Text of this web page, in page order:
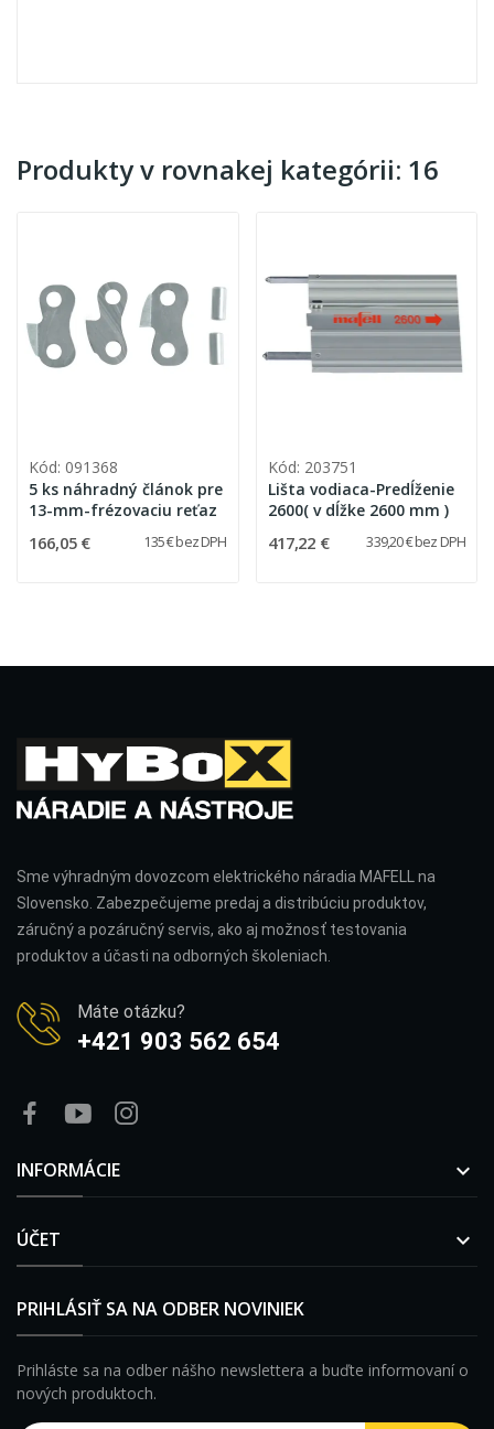
Produkty v rovnakej kategórii: 16
Kód: 091368
5 ks náhradný článok pre
13-mm-frézovaciu reťaz
166,05 € 135 € bez DPH
Kód: 203751
Lišta vodiaca-Predĺženie
2600( v dĺžke 2600 mm )
417,22 € 339,20 € bez DPH
Sme výhradným dovozcom elektrického náradia MAFELL na
Slovensko. Zabezpečujeme predaj a distribúciu produktov,
záručný a pozáručný servis, ako aj možnosť testovania
produktov a účasti na odborných školeniach.
Máte otázku?
+421 903 562 654
INFORMÁCIE 
ÚČET 
PRIHLÁSIŤ SA NA ODBER NOVINIEK
Prihláste sa na odber nášho newslettera a buďte informovaní o
nových produktoch.